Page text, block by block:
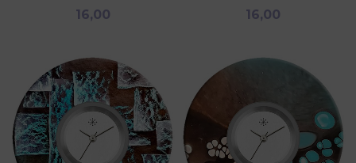
16,00 16,00